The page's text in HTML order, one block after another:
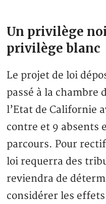
Un privilège
privilège blanc
Le projet de loi
passé à la chambre
l’Etat de Californie
contre et 9 absents
parcours. Pour
loi requerra des
reviendra de
considérer les